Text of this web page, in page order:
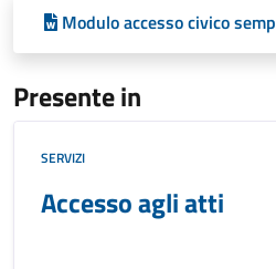
Modulo accesso civico
Presente in
SERVIZI
Accesso agli atti